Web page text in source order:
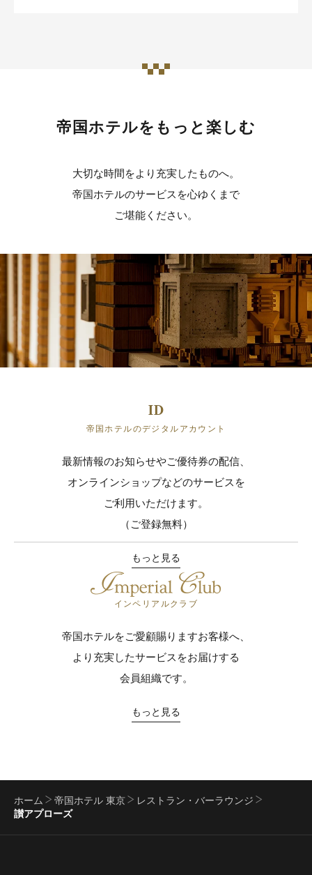
帝国ホテルをもっと楽しむ
大切な時間をより充実したものへ。
帝国ホテルのサービスを心ゆくまで
ご堪能ください。
帝国ホテルのデジタルアカウント
最新情報のお知らせやご優待券の配信、
オンラインショップなどのサービスを
ご利用いただけます。
（ご登録無料）
もっと見る
インペリアルクラブ
帝国ホテルをご愛顧賜りますお客様へ、
より充実したサービスをお届けする
会員組織です。
もっと見る
ホーム 帝国ホテル 東京
レストラン・バーラウンジ
讃アプローズ